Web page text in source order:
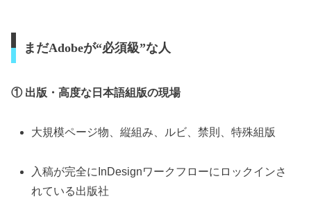
まだAdobeが“必須級”な人
① 出版・高度な日本語組版の現場
大規模ページ物、縦組み、ルビ、禁則、特殊組版
入稿が完全にInDesignワークフローにロックインさ
れている出版社